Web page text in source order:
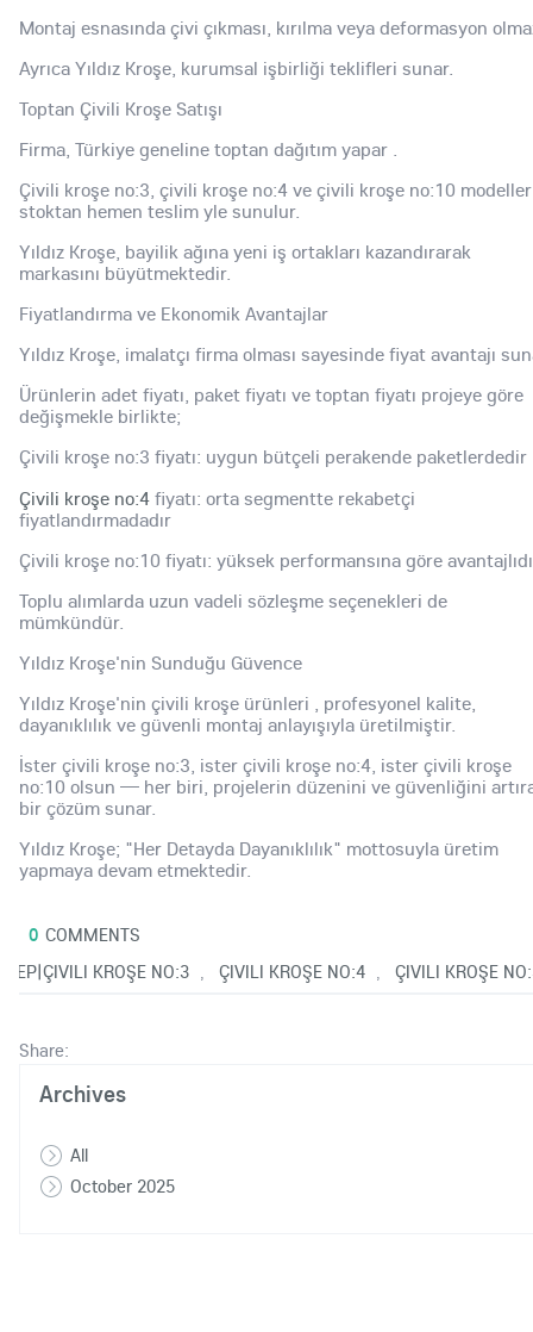
Montaj esnasında çivi çıkması, kırılma veya deformasyon
Ayrıca Yıldız Kroşe, kurumsal işbirliği teklifleri sunar.
Toptan Çivili Kroşe Satışı
Firma, Türkiye geneline toptan dağıtım yapar .
Çivili kroşe no:3, çivili kroşe no:4 ve çivili kroşe no:10
stoktan hemen teslim yle sunulur.
Yıldız Kroşe, bayilik ağına yeni iş ortakları kazandırarak
markasını büyütmektedir.
Fiyatlandırma ve Ekonomik Avantajlar
Yıldız Kroşe, imalatçı firma olması sayesinde fiyat avantajı
Ürünlerin adet fiyatı, paket fiyatı ve toptan fiyatı projeye göre
değişmekle birlikte;
Çivili kroşe no:3 fiyatı: uygun bütçeli perakende paketlerdedir
Çivili kroşe no:4 fiyatı: orta segmentte rekabetçi
fiyatlandırmadadır
Çivili kroşe no:10 fiyatı: yüksek performansına göre
Toplu alımlarda uzun vadeli sözleşme seçenekleri de
mümkündür.
Yıldız Kroşe'nin Sunduğu Güvence
Yıldız Kroşe'nin çivili kroşe ürünleri , profesyonel kalite,
dayanıklılık ve güvenli montaj anlayışıyla üretilmiştir.
İster çivili kroşe no:3, ister çivili kroşe no:4, ister çivili kroşe
no:10 olsun — her biri, projelerin düzenini ve güvenliğini
bir çözüm sunar.
Yıldız Kroşe; "Her Detayda Dayanıklılık" mottosuyla üretim
yapmaya devam etmektedir.
0 COMMENTS
|SEP|ÇIVILI KROŞE NO:3
ÇIVILI KROŞE NO:4 ÇIVILI KROŞE
Share:
Archives
All
October 2025